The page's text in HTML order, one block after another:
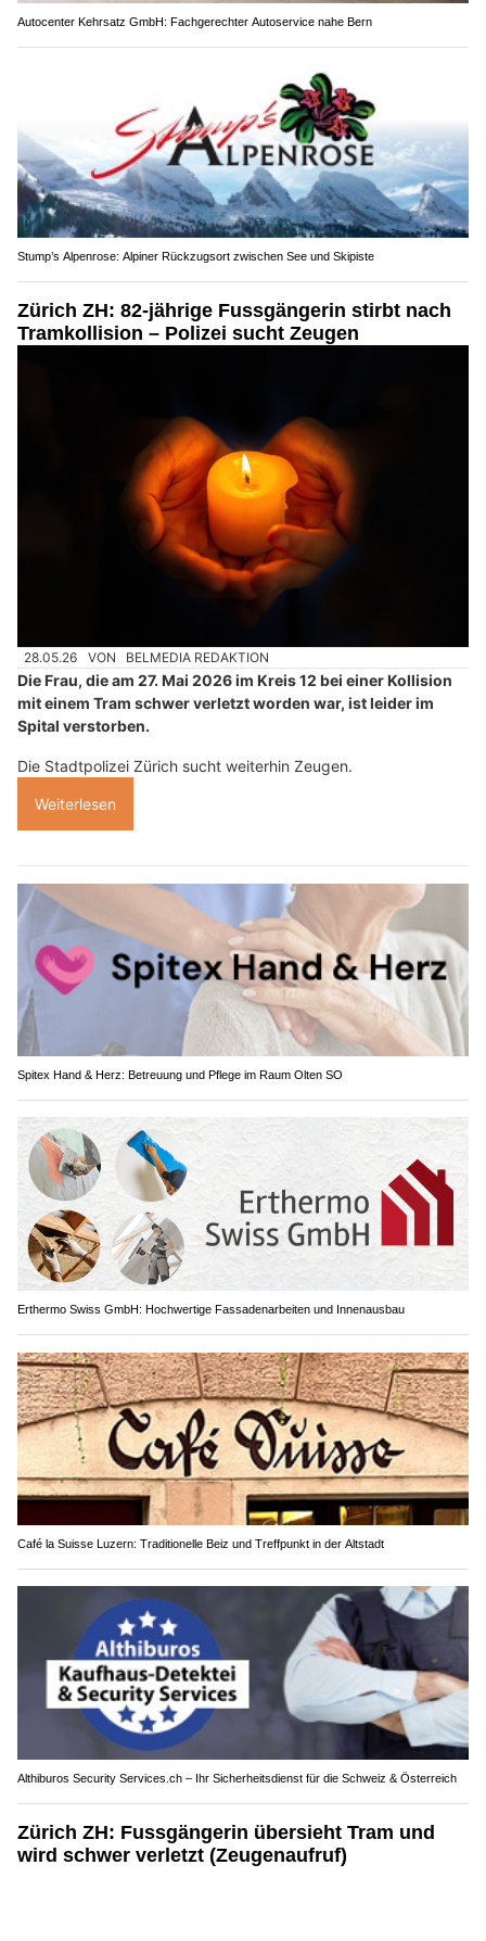
Autocenter Kehrsatz GmbH: Fachgerechter Autoservice nahe Bern
Stump’s Alpenrose: Alpiner Rückzugsort zwischen See und Skipiste
Zürich ZH: 82-jährige Fussgängerin stirbt nach
Tramkollision – Polizei sucht Zeugen
28.05.26 VON BELMEDIA REDAKTION
Die Frau, die am 27. Mai 2026 im Kreis 12 bei einer Kollision
mit einem Tram schwer verletzt worden war, ist leider im
Spital verstorben.
Die Stadtpolizei Zürich sucht weiterhin Zeugen.
Weiterlesen
Spitex Hand & Herz: Betreuung und Pflege im Raum Olten SO
Erthermo Swiss GmbH: Hochwertige Fassadenarbeiten und Innenausbau
Café la Suisse Luzern: Traditionelle Beiz und Treffpunkt in der Altstadt
Althiburos Security Services.ch – Ihr Sicherheitsdienst für die Schweiz & Österreich
Zürich ZH: Fussgängerin übersieht Tram und
wird schwer verletzt (Zeugenaufruf)